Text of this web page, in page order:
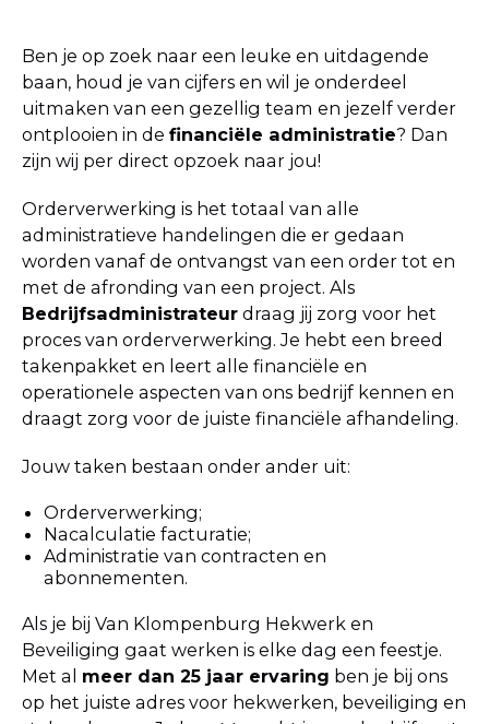
Ben je op zoek naar een leuke en uitdagende
baan, houd je van cijfers en wil je onderdeel
uitmaken van een gezellig team en jezelf verder
ontplooien in de financiële administratie? Dan
zijn wij per direct opzoek naar jou!
Orderverwerking is het totaal van alle
administratieve handelingen die er gedaan
worden vanaf de ontvangst van een order tot en
met de afronding van een project. Als
Bedrijfsadministrateur draag jij zorg voor het
proces van orderverwerking. Je hebt een breed
takenpakket en leert alle financiële en
operationele aspecten van ons bedrijf kennen en
draagt zorg voor de juiste financiële afhandeling.
Jouw taken bestaan onder ander uit:
Orderverwerking;
Nacalculatie facturatie;
Administratie van contracten en
abonnementen.
Als je bij Van Klompenburg Hekwerk en
Beveiliging gaat werken is elke dag een feestje.
Met al meer dan 25 jaar ervaring ben je bij ons
op het juiste adres voor hekwerken, beveiliging en